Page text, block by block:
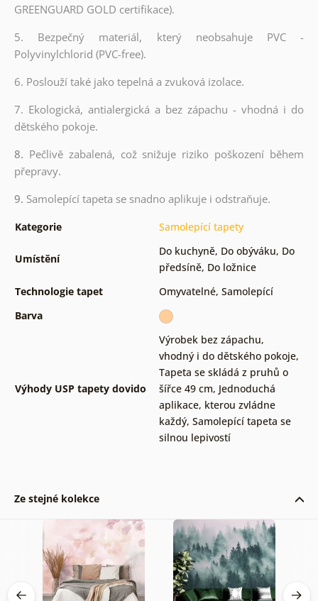
GREENGUARD GOLD certifikace).
5. Bezpečný materiál, který neobsahuje PVC -
Polyvinylchlorid (PVC-free).
6. Poslouží také jako tepelná a zvuková izolace.
7. Ekologická, antialergická a bez zápachu - vhodná i do
dětského pokoje.
8. Pečlivě zabalená, což snižuje riziko poškození během
přepravy.
9. Samolepící tapeta se snadno aplikuje i odstraňuje.
Kategorie Samolepící tapety
Umístění
Do kuchyně, Do obýváku, Do
předsíně, Do ložnice
Technologie tapet
Omyvatelné, Samolepící
Barva
Výhody USP tapety dovido
Výrobek bez zápachu,
vhodný i do dětského pokoje,
Tapeta se skládá z pruhů o
šířce 49 cm, Jednoduchá
aplikace, kterou zvládne
každý, Samolepící tapeta se
silnou lepivostí
Ze stejné kolekce